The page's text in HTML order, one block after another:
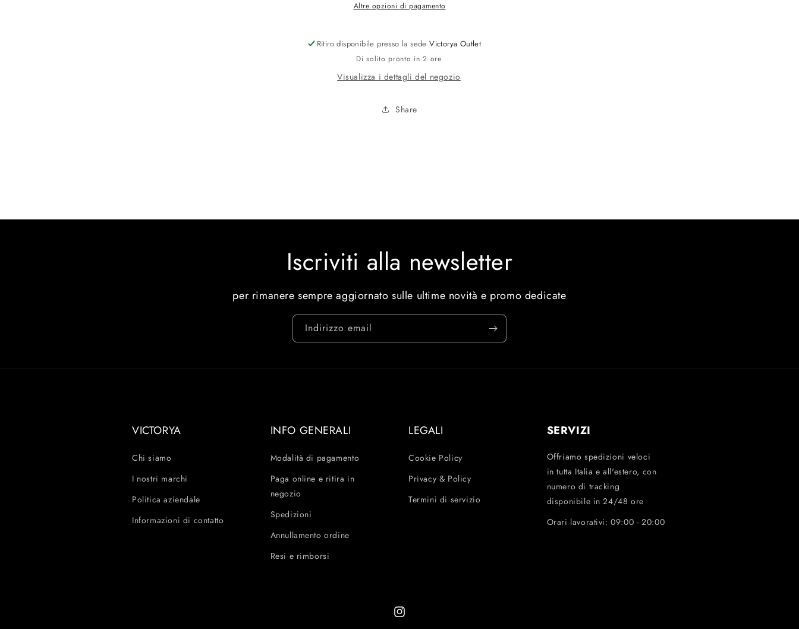
Altre opzioni di pagamento
Ritiro disponibile presso la sedeVictorya Outlet
Di solito pronto in 2 ore
Visualizza i dettagli del negozio
Share
Iscriviti alla newsletter
per rimanere sempre aggiornato sulle ultime novità e promo dedicate
Indirizzo email
VICTORYA
Chi siamo
I nostri marchi
Politica aziendale
Informazioni di contatto
INFO GENERALI
Modalità di pagamento
Paga online e ritira in
negozio
Spedizioni
Annullamento ordine
Resi e rimborsi
LEGALI
Cookie Policy
Privacy & Policy
Termini di servizio
SERVIZI
Offriamo spedizioni veloci
in tutta Italia e all'estero, con
numero di tracking
disponibile in 24/48 ore
Orari lavorativi: 09:00 - 20:00
Instagram